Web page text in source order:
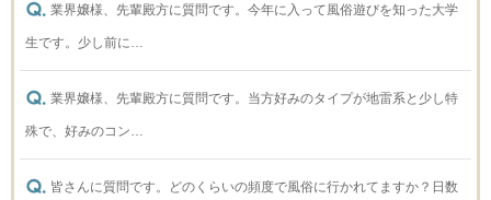
業界嬢様、先輩殿方に質問です。今年に入って風俗遊びを知った大学
生です。少し前に…
業界嬢様、先輩殿方に質問です。当方好みのタイプが地雷系と少し特
殊で、好みのコン…
皆さんに質問です。どのくらいの頻度で風俗に行かれてますか？日数